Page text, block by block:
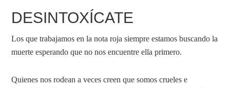
DESINTOXÍCATE
Los que trabajamos en la nota roja siempre estamos buscando la
muerte esperando que no nos encuentre ella primero.
Quienes nos rodean a veces creen que somos crueles e